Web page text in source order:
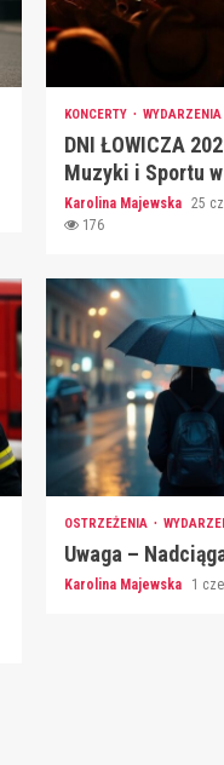
KONCERTY WYDARZENIA
DNI ŁOWICZA
Muzyki i Sportu
Karolina Majewska 25
176
OSTRZEŻENIA
Uwaga –
Karolina Majewska 1